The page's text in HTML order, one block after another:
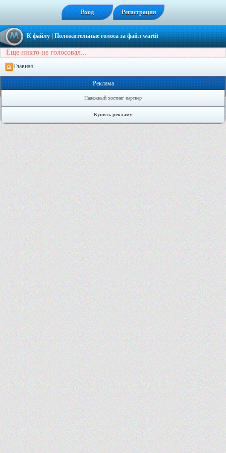
Вход Регистрация
К файлу| Положительные голоса за файлwartit
Еще никто не голосовал...
Главная
Онлайн: 1
Реклама
Надёжный хостинг партнер
Купить рекламу